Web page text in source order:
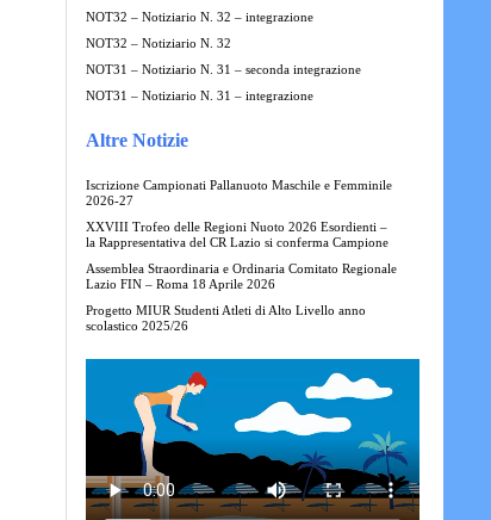
NOT32 – Notiziario N. 32 – integrazione
NOT32 – Notiziario N. 32
NOT31 – Notiziario N. 31 – seconda integrazione
NOT31 – Notiziario N. 31 – integrazione
Altre Notizie
Iscrizione Campionati Pallanuoto Maschile e Femminile
2026-27
XXVIII Trofeo delle Regioni Nuoto 2026 Esordienti –
la Rappresentativa del CR Lazio si conferma Campione
Assemblea Straordinaria e Ordinaria Comitato Regionale
Lazio FIN – Roma 18 Aprile 2026
Progetto MIUR Studenti Atleti di Alto Livello anno
scolastico 2025/26